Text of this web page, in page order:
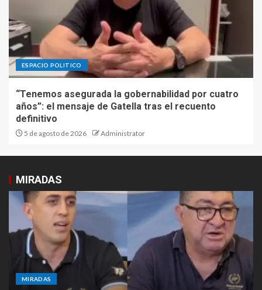
ESPACIO POLITICO
“Tenemos asegurada la gobernabilidad por cuatro
años”: el mensaje de Gatella tras el recuento
definitivo
5 de agosto de 2026 Administrator
MIRADAS
MIRADAS